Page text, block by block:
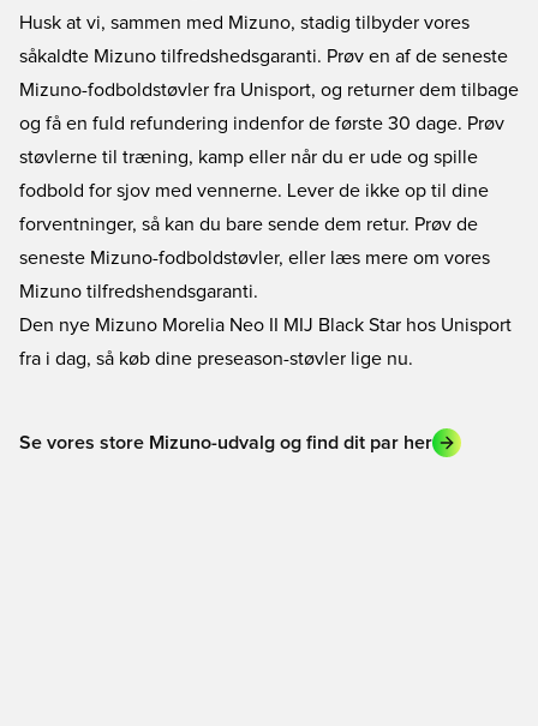
Husk at vi, sammen med Mizuno, stadig tilbyder vores
såkaldte Mizuno tilfredshedsgaranti. Prøv en af de seneste
Mizuno-fodboldstøvler fra Unisport, og returner dem tilbage
og få en fuld refundering indenfor de første 30 dage. Prøv
støvlerne til træning, kamp eller når du er ude og spille
fodbold for sjov med vennerne. Lever de ikke op til dine
forventninger, så kan du bare sende dem retur. Prøv de
seneste Mizuno-fodboldstøvler, eller læs mere om vores
Mizuno tilfredshendsgaranti.
Den nye Mizuno Morelia Neo II MIJ Black Star hos Unisport
fra i dag, så køb dine preseason-støvler lige nu.
Se vores store Mizuno-udvalg og find dit par her